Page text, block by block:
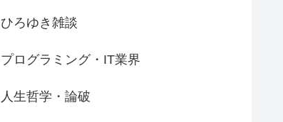
ひろゆき雑談
プログラミング・IT業界
人生哲学・論破